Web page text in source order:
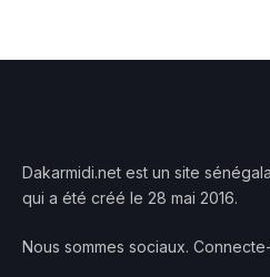
Dakarmidi.net est un site
qui a été créé le 28 mai 2016.
Nous sommes sociaux.